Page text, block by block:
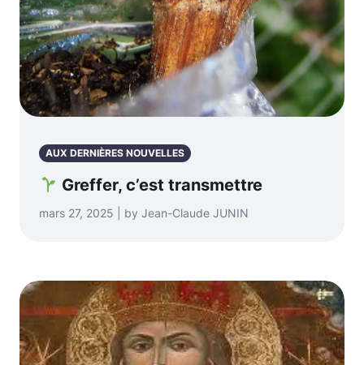
AUX DERNIÈRES NOUVELLES
Greffer, c’est transmettre
mars 27, 2025 | by Jean-Claude JUNIN